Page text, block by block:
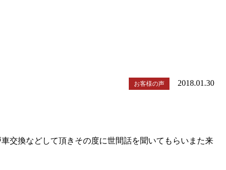
お客様の声 2018.01.30
交換などして頂きその度に世間話を聞いてもらいまた来